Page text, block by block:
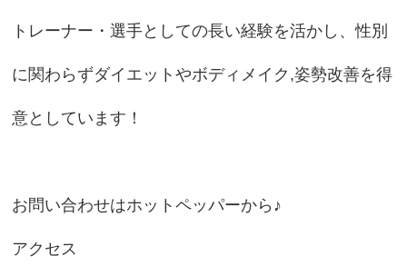
トレーナー・選手としての長い経験を活かし、性別
に関わらずダイエットやボディメイク,姿勢改善を得
意としています！
お問い合わせはホットペッパーから♪
アクセス